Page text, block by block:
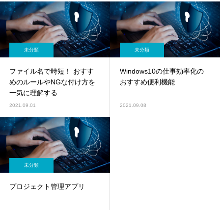
未分類
ファイル名で時短！ おすす
めのルールやNGな付け方を
一気に理解する
2021.09.01
未分類
Windows10の仕事効率化の
おすすめ便利機能
2021.09.08
未分類
プロジェクト管理アプリ